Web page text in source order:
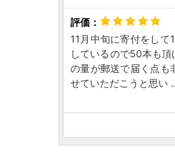
11月中旬に寄付をして
しているので50本も
の量が郵送で届く点も
せていただこうと思い